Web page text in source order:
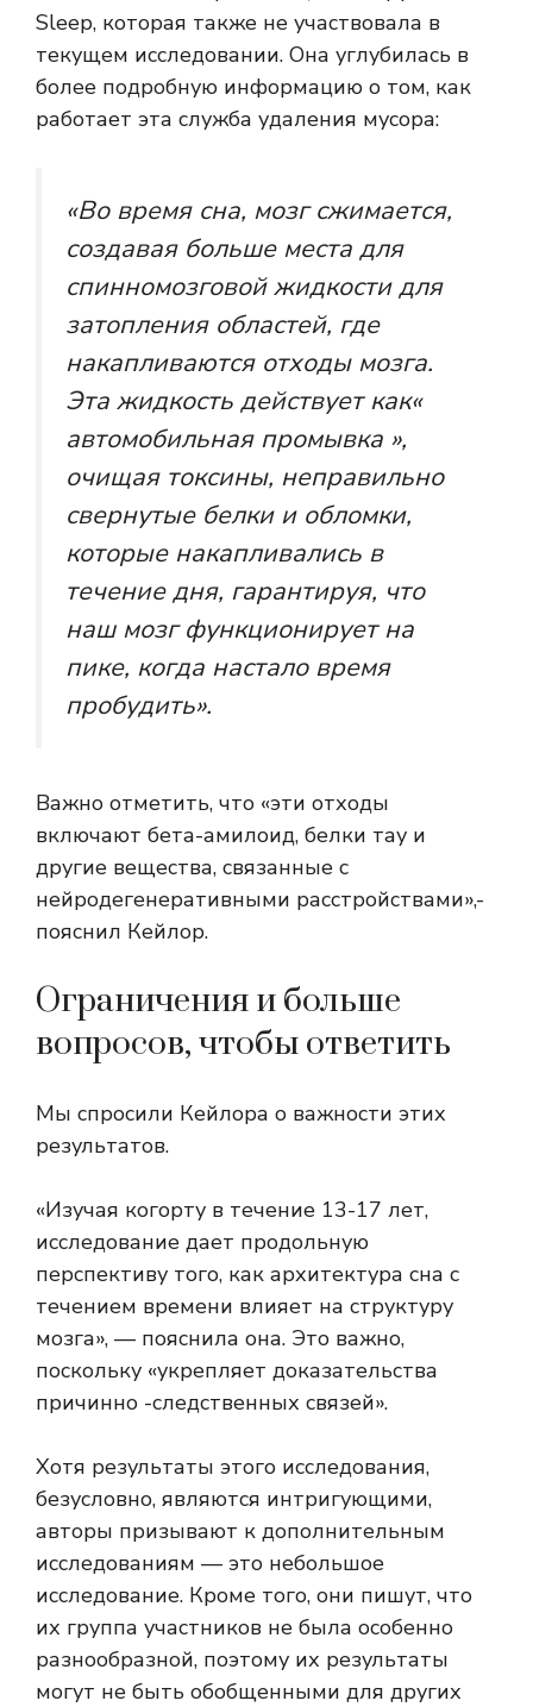
Sleep, которая также не участвовала в
текущем исследовании. Она углубилась в
более подробную информацию о том, как
работает эта служба удаления мусора:
«Во время сна, мозг сжимается,
создавая больше места для
спинномозговой жидкости для
затопления областей, где
накапливаются отходы мозга.
Эта жидкость действует как«
автомобильная промывка »,
очищая токсины, неправильно
свернутые белки и обломки,
которые накапливались в
течение дня, гарантируя, что
наш мозг функционирует на
пике, когда настало время
пробудить».
Важно отметить, что «эти отходы
включают бета-амилоид, белки тау и
другие вещества, связанные с
нейродегенеративными расстройствами»,-
пояснил Кейлор.
Ограничения и больше
вопросов, чтобы ответить
Мы спросили Кейлора о важности этих
результатов.
«Изучая когорту в течение 13-17 лет,
исследование дает продольную
перспективу того, как архитектура сна с
течением времени влияет на структуру
мозга», — пояснила она. Это важно,
поскольку «укрепляет доказательства
причинно -следственных связей».
Хотя результаты этого исследования,
безусловно, являются интригующими,
авторы призывают к дополнительным
исследованиям — это небольшое
исследование. Кроме того, они пишут, что
их группа участников не была особенно
разнообразной, поэтому их результаты
могут не быть обобщенными для других